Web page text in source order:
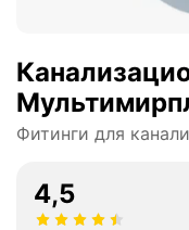
Фитинги для
4,5